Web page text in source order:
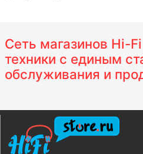
Сеть магазинов Hi-
техники с единым
обслуживания и